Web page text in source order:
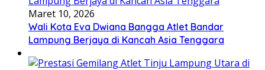
Maret 10, 2026
Wali Kota Eva Dwiana Bangga Atlet Bandar
Lampung Berjaya di Kancah Asia Tenggara